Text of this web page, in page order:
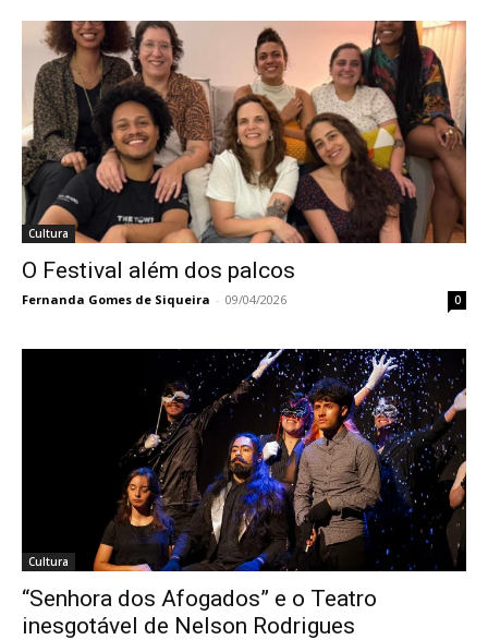
Cultura
O Festival além dos palcos
Fernanda Gomes de Siqueira - 09/04/2026 0
Cultura
“Senhora dos Afogados” e o Teatro
inesgotável de Nelson Rodrigues